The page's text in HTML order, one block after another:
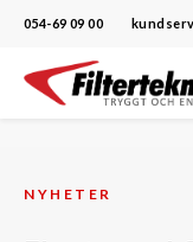
054-69 09 00
Hoppa
NYHETER